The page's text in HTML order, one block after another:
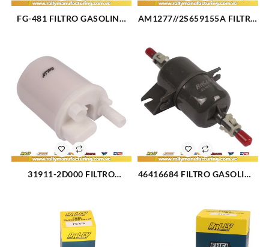
FG-481 FILTRO GASOLINA
AM1277//2S659155A FILTRO
31911-2D000 FILTRO
2.0L (3095)
46416684 FILTRO GASOLINA